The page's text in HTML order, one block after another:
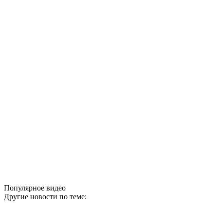
Популярное видео
Другие новости по теме: